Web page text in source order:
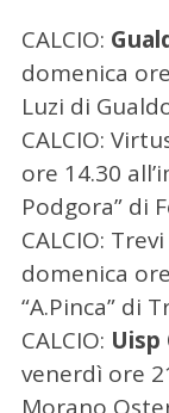
CALCIO:
domenica
Luzi di
CALCIO:
ore 14.30
Podgora” di
CALCIO: Trevi
domenica
“A.Pinca” di
CALCIO: Uisp
venerdì ore